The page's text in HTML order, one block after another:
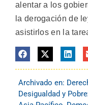
alentar a los
la derogación de
asistirlos en la
Archivado en:
Desigualdad y